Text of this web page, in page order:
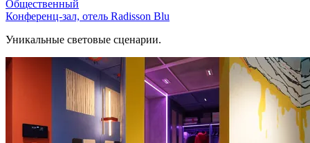
Общественный
Конференц-зал, отель Radisson Blu
Уникальные световые сценарии.